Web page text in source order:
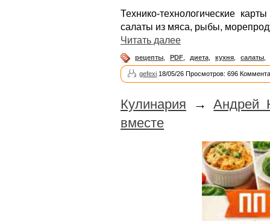
Технико-технологические
салаты из мяса, рыбы,
Читать далее
рецепты PDF диета кухня салаты
gefexi 18/05/26 Просмотров: 696
Кулинария →Андрей
вместе